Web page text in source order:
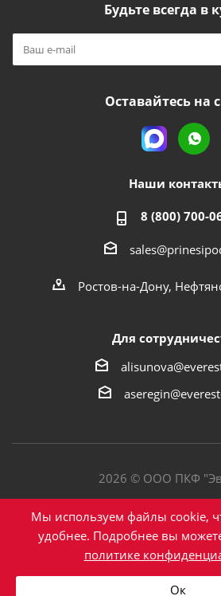
Будьте всегда в
Оставайтесь на
Наши
8 (800) 700-
Ростов-на-Дону,
Для
2026 © ООО ПКФ
Политика
Мы используем файлы cookie,
удобнее. Подробнее вы
политике
Ок